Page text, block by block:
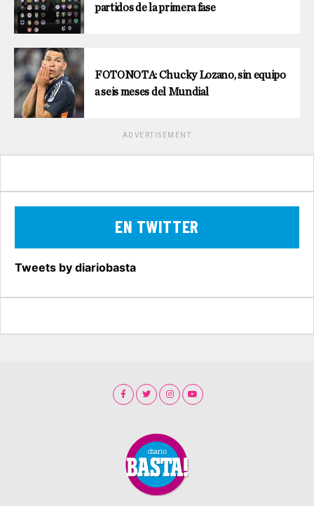
partidos de la primera fase
FOTONOTA: Chucky Lozano, sin equipo
a seis meses del Mundial
ADVERTISEMENT
EN TWITTER
Tweets by diariobasta